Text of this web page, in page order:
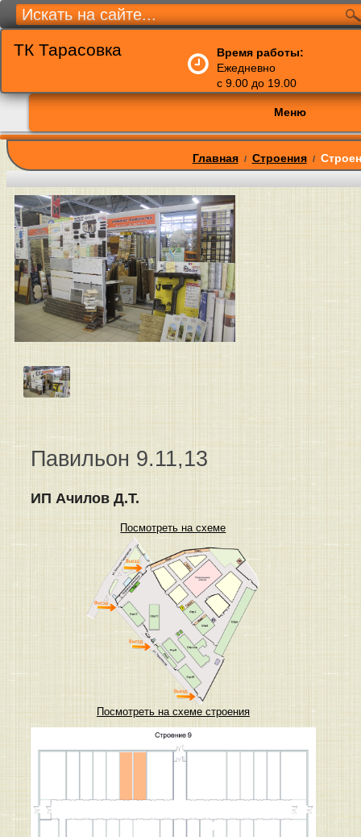
ТК Тарасовка
Время работы:
Ежедневно
с 9.00 до 19.00
Меню
Главная / Строения /
Павильон 9.11,13
ИП Ачилов Д.Т.
Посмотреть на схеме
Посмотреть на схеме строения